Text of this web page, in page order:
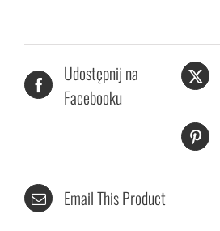
Udostępnij na
Facebooku
Email This Product